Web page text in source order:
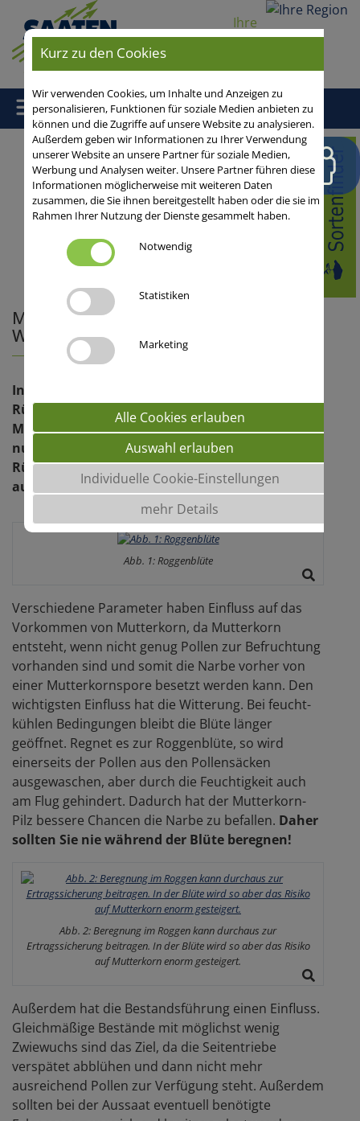
Ihre
Region
Home/Aus der Praxis/Getreide/Winterroggen/HySeed-
Hybridroggen/ Bestandesführung/ Mutterkornvorkommen im
Roggen - Wie können Sie dem Befall vorbeugen?
26.09.2023
0 Kommentare
Mutterkornvorkommen im Roggen -
Wie können Sie dem Befall vorbeugen?
In den letzten Jahren gab es regional vermehrte
Rückmeldungen und Diskussionen zum Thema
Mutterkorn im Roggen. In diesem Jahr gab es
nur aus einer kleinen Region Deutschlands die
Rückmeldung das dort etwas mehr Mutterkorn
aufgetreten ist. Doch wie kann das sein?
Abb. 1: Roggenblüte
Verschiedene Parameter haben Einfluss auf das
Vorkommen von Mutterkorn, da Mutterkorn
entsteht, wenn nicht genug Pollen zur Befruchtung
vorhanden sind und somit die Narbe vorher von
einer Mutterkornspore besetzt werden kann. Den
wichtigsten Einfluss hat die Witterung. Bei feucht-
kühlen Bedingungen bleibt die Blüte länger
geöffnet. Regnet es zur Roggenblüte, so wird
einerseits der Pollen aus den Pollensäcken
ausgewaschen, aber durch die Feuchtigkeit auch
am Flug gehindert. Dadurch hat der Mutterkorn-
Pilz bessere Chancen die Narbe zu befallen. Daher
sollten Sie nie während der Blüte beregnen!
Abb. 2: Beregnung im Roggen kann durchaus zur
Ertragssicherung beitragen. In der Blüte wird so aber das Risiko
auf Mutterkorn enorm gesteigert.
Außerdem hat die Bestandsführung einen Einfluss.
Gleichmäßige Bestände mit möglichst wenig
Zwiewuchs sind das Ziel, da die Seitentriebe
verspätet abblühen und dann nicht mehr
ausreichend Pollen zur Verfügung steht. Außerdem
sollten bei der Aussaat eventuell benötigte
Kurz zu den Cookies
Wir verwenden Cookies, um Inhalte und Anzeigen zu
personalisieren, Funktionen für soziale Medien anbieten zu
können und die Zugriffe auf unsere Website zu analysieren.
Außerdem geben wir Informationen zu Ihrer Verwendung
unserer Website an unsere Partner für soziale Medien,
Werbung und Analysen weiter. Unsere Partner führen diese
Informationen möglicherweise mit weiteren Daten
zusammen, die Sie ihnen bereitgestellt haben oder die sie im
Rahmen Ihrer Nutzung der Dienste gesammelt haben.
Notwendig
Statistiken
Marketing
Alle Cookies erlauben
Auswahl erlauben
Individuelle Cookie-Einstellungen
mehr Details